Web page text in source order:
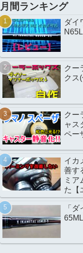
月間ランキング
ダイ
クー
クス
クー
ャス
ペー
イカ
善す
ミア
た【
「